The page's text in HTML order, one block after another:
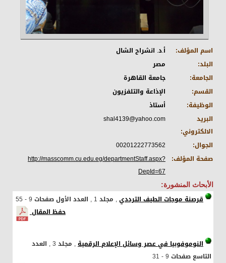
اسم المؤلف:
أ.د. انشراح الشال
البلد:
مصر
الجامعة:
جامعة القاهرة
القسم:
الإذاعة والتلفزيون
الوظيفة:
أستاذ
البريد
الالكتروني:
shal4139@yahoo.com
الجوال:
00201222773562
صفحة المؤلف: http://masscomm.cu.edu.eg/departmentStaff.aspx?
DepId=67
الأبحاث المنشورة:
قرصنة موجات الطيف الترددي, مجلد 1 , العدد الأولصفحات 9 - 55
حفظ المقال
النوموفوبيا في عصر وسائل الإعلام الرقمية, مجلد 3
, العدد
التاسعصفحات 9 - 31